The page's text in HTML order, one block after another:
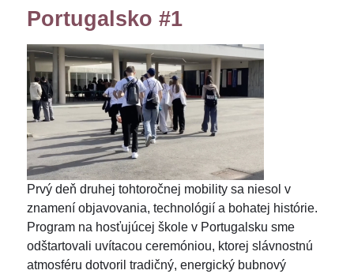
Portugalsko #1
Prvý deň druhej tohtoročnej mobility sa niesol v
znamení objavovania, technológií a bohatej histórie.
Program na hosťujúcej škole v Portugalsku sme
odštartovali uvítacou ceremóniou, ktorej slávnostnú
atmosféru dotvoril tradičný, energický bubnový